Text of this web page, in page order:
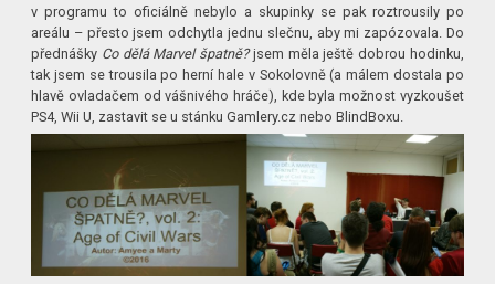
v programu to oficiálně nebylo a skupinky se pak roztrousily po
areálu – přesto jsem odchytla jednu slečnu, aby mi zapózovala. Do
přednášky Co dělá Marvel špatně?jsem měla ještě dobrou hodinku,
tak jsem se trousila po herní hale v Sokolovně (a málem dostala po
hlavě ovladačem od vášnivého hráče), kde byla možnost vyzkoušet
PS4, Wii U, zastavit se u stánku Gamlery.cz nebo BlindBoxu.